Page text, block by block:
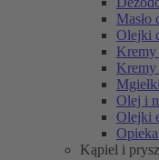
Masło
Olejki
Kremy
Kremy
Olej i
Olejki
Kąpiel i